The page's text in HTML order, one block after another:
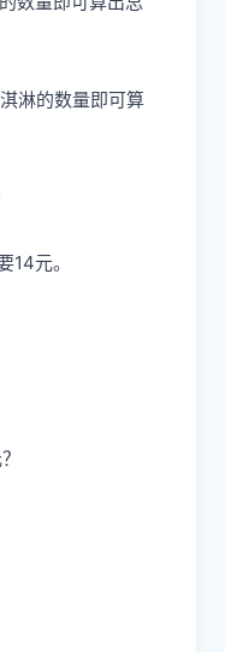
淋的数量即可算
14元。